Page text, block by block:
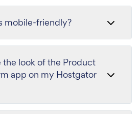
mobile-friendly?
the look of the Product